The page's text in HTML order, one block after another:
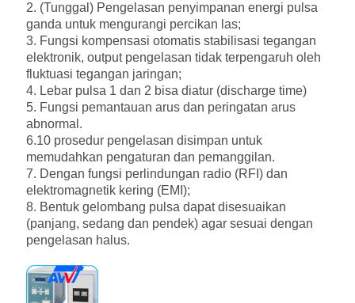
2. (Tunggal) Pengelasan penyimpanan energi pulsa
ganda untuk mengurangi percikan las;
3. Fungsi kompensasi otomatis stabilisasi tegangan
elektronik, output pengelasan tidak terpengaruh oleh
fluktuasi tegangan jaringan;
4. Lebar pulsa 1 dan 2 bisa diatur (discharge time)
5. Fungsi pemantauan arus dan peringatan arus
abnormal.
6.10 prosedur pengelasan disimpan untuk
memudahkan pengaturan dan pemanggilan.
7. Dengan fungsi perlindungan radio (RFI) dan
elektromagnetik kering (EMI);
8. Bentuk gelombang pulsa dapat disesuaikan
(panjang, sedang dan pendek) agar sesuai dengan
pengelasan halus.